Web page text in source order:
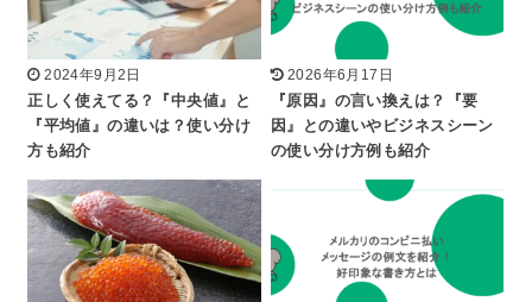
2024年9月2日
正しく使えてる？『中央値』と
『平均値』の違いは？使い分け
方も紹介
2026年6月17日
『原因』の言い換えは？『要
因』との違いやビジネスシーン
の使い分け方例も紹介